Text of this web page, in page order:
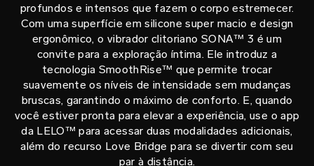
profundos e intensos que fazem o corpo estremecer.
Com uma superfície em silicone super macio e design
ergonômico, o vibrador clitoriano SONA™ 3 é um
convite para a exploração íntima. Ele introduz a
tecnologia SmoothRise™ que permite trocar
suavemente os níveis de intensidade sem mudanças
bruscas, garantindo o máximo de conforto. E, quando
você estiver pronta para elevar a experiência, use o app
da LELO™ para acessar duas modalidades adicionais,
além do recurso Love Bridge para se divertir com seu
par à distância.